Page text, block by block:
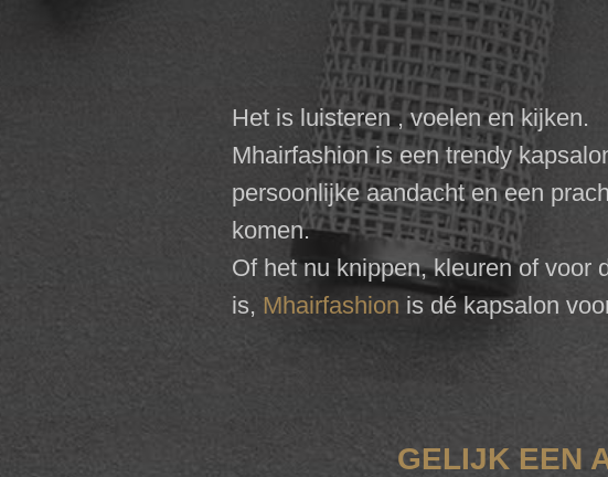
Het is luisteren , voelen en kijken.
Mhairfashion is een trendy
persoonlijke aandacht en een
komen.
Of het nu knippen, kleuren of voor
is, Mhairfashion is dé kapsalon
GELIJK EEN